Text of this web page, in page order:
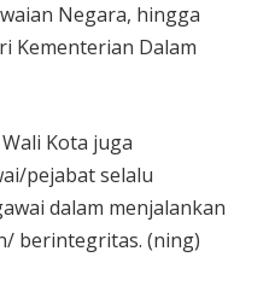
Negara, hingga
Kementerian Dalam
Kota juga
pejabat selalu
dalam menjalankan
berintegritas. (ning)